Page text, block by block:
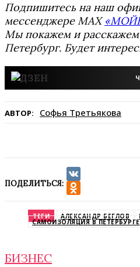
Подпишитесь на наш
мессенджере MAX
Мы покажем и
Петербург. Будет
АВТОР: Софья Третьякова
ПОДЕЛИТЬСЯ:
VK
ТЕГИ АЛЕКСАНДР БЕГЛОВ
САМОИЗОЛЯЦИЯ В ПЕТЕРБУРГЕ
БИЗНЕС